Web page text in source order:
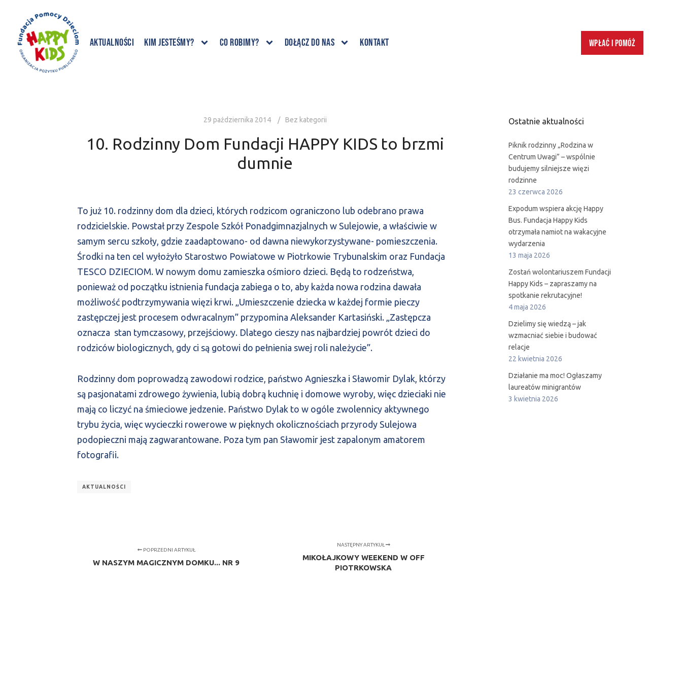
Aktualności Kim jesteśmy? Co robimy? Dołącz do nas Kontakt Wpłać i pomóż
29 października 2014 Bez kategorii
10. Rodzinny Dom Fundacji HAPPY KIDS to brzmi
dumnie
To już 10. rodzinny dom dla dzieci, których rodzicom ograniczono lub odebrano prawa
rodzicielskie. Powstał przy Zespole Szkół Ponadgimnazjalnych w Sulejowie, a właściwie w
samym sercu szkoły, gdzie zaadaptowano- od dawna niewykorzystywane- pomieszczenia.
Środki na ten cel wyłożyło Starostwo Powiatowe w Piotrkowie Trybunalskim oraz Fundacja
TESCO DZIECIOM. W nowym domu zamieszka ośmioro dzieci. Będą to rodzeństwa,
ponieważ od początku istnienia fundacja zabiega o to, aby każda nowa rodzina dawała
możliwość podtrzymywania więzi krwi. „Umieszczenie dziecka w każdej formie pieczy
zastępczej jest procesem odwracalnym” przypomina Aleksander Kartasiński. „Zastępcza
oznacza stan tymczasowy, przejściowy. Dlatego cieszy nas najbardziej powrót dzieci do
rodziców biologicznych, gdy ci są gotowi do pełnienia swej roli należycie”.
Rodzinny dom poprowadzą zawodowi rodzice, państwo Agnieszka i Sławomir Dylak, którzy
są pasjonatami zdrowego żywienia, lubią dobrą kuchnię i domowe wyroby, więc dzieciaki nie
mają co liczyć na śmieciowe jedzenie. Państwo Dylak to w ogóle zwolennicy aktywnego
trybu życia, więc wycieczki rowerowe w pięknych okolicznościach przyrody Sulejowa
podopieczni mają zagwarantowane. Poza tym pan Sławomir jest zapalonym amatorem
fotografii.
AKTUALNOŚCI
POPRZEDNI ARTYKUŁ
W NASZYM MAGICZNYM DOMKU... NR 9
NASTĘPNY ARTYKUŁ
MIKOŁAJKOWY WEEKEND W OFF
PIOTRKOWSKA
Ostatnie aktualności
Piknik rodzinny „Rodzina w
Centrum Uwagi” – wspólnie
budujemy silniejsze więzi
rodzinne
23 czerwca 2026
Expodum wspiera akcję Happy
Bus. Fundacja Happy Kids
otrzymała namiot na wakacyjne
wydarzenia
13 maja 2026
Zostań wolontariuszem Fundacji
Happy Kids – zapraszamy na
spotkanie rekrutacyjne!
4 maja 2026
Dzielimy się wiedzą – jak
wzmacniać siebie i budować
relacje
22 kwietnia 2026
Działanie ma moc! Ogłaszamy
laureatów minigrantów
3 kwietnia 2026